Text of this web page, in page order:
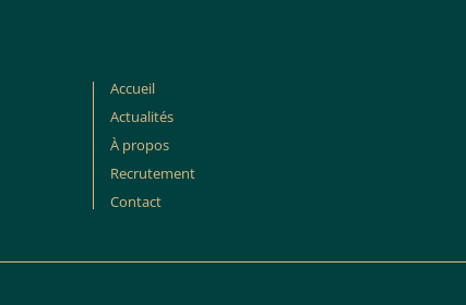
Accueil
Actualités
À propos
Recrutement
Contact